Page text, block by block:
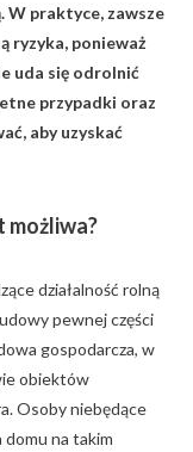
W praktyce, zawsze
ryzyka, ponieważ
uda się odrolnić
przypadki oraz
aby uzyskać
możliwa?
działalność rolną
pewnej części
gospodarcza, w
obiektów
Osoby niebędące
domu na takim